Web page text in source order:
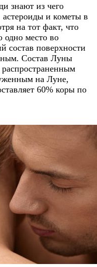
знают из чего
и кометы в
на тот факт, что
одно место во
поверхности
Состав Луны
на Луне,
60% коры по